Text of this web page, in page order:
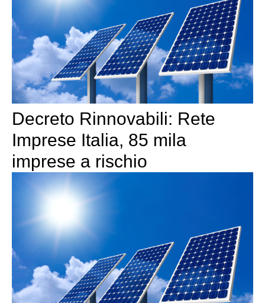
Decreto Rinnovabili: Rete
Imprese Italia, 85 mila
imprese a rischio